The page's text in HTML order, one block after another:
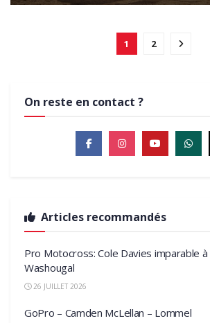
1 2
On reste en contact ?
Articles recommandés
Pro Motocross: Cole Davies imparable à
Washougal
26 JUILLET 2026
GoPro – Camden McLellan – Lommel